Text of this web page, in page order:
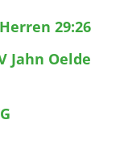
29:26
Jahn Oelde